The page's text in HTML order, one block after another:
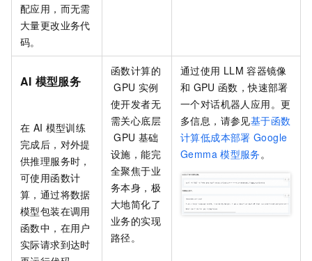
配应用，而无需
大量更改业务代
码。
AI 模型服务
在 AI 模型训练
完成后，对外提
供推理服务时，
可使用函数计
算，通过将数据
模型包装在调用
函数中，在用户
实际请求到达时
函数计算的
GPU 实例
使开发者无
需关心底层
GPU 基础
设施，能完
全聚焦于业
务本身，极
大地简化了
业务的实现
路径。
通过使用 LLM 容器镜像
和 GPU 函数，快速部署
一个对话机器人应用。更
多信息，请参见基于函数
计算低成本部署 Google
Gemma 模型服务。